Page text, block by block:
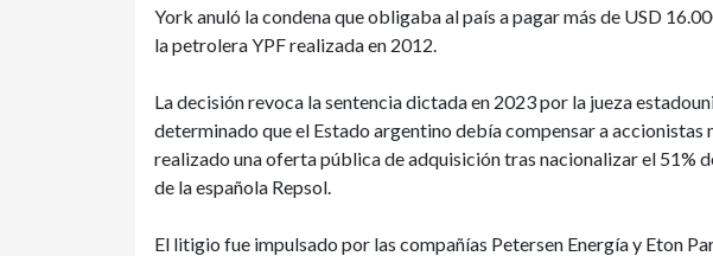
York anuló la condena que obligaba al país a pagar más de USD
la petrolera YPF realizada en 2012.
La decisión revoca la sentencia dictada en 2023 por la jueza
determinado que el Estado argentino debía compensar a
realizado una oferta pública de adquisición tras nacionalizar el 51%
de la española Repsol.
El litigio fue impulsado por las compañías Petersen Energía y Eton